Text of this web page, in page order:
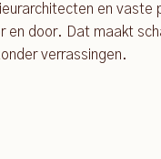
en vaste
en door. Dat maakt
verrassingen.